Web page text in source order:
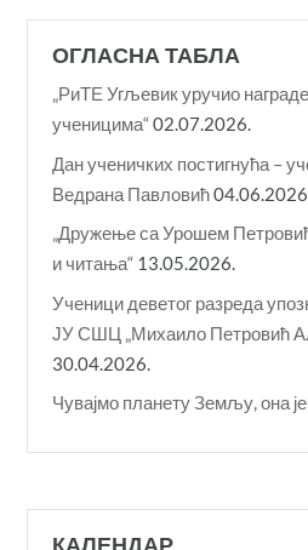
ОГЛАСНА ТАБЛА
„РиТЕ Угљевик уручио
ученицима“02.07.2026.
Дан ученичких постигнућа –
Ведрана Павловић
„Дружење са Урошем
и читања“ 13.05.2026.
Ученици деветог разреда
ЈУ СШЦ „Михаило Петровић
30.04.2026.
Чувајмо планету Земљу, она